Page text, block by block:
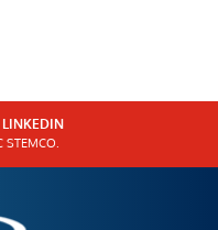
STEMCO.